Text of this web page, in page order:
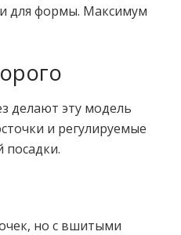
для формы. Максимум
делают эту модель
и регулируемые
посадки.
но с вшитыми